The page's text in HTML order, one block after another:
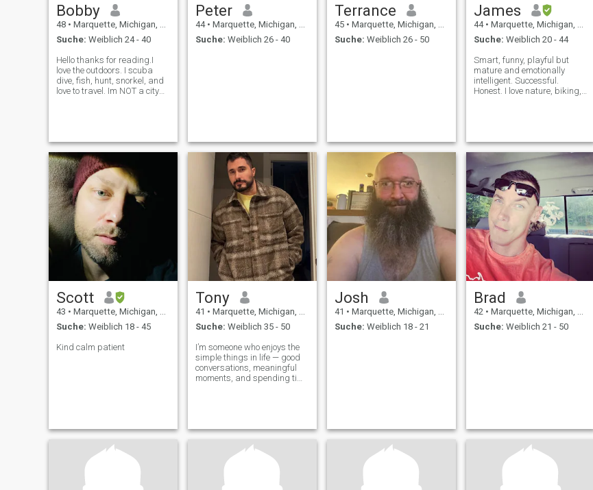
Bobby
48 • Marquette, Michigan, USA
Suche: Weiblich 24 - 40
Hello thanks for reading.I
love the outdoors. I scuba
dive, fish, hunt, snorkel, and
love to travel. Im NOT a city
a true country boy. I l
Peter
44 • Marquette, Michigan, USA
Suche: Weiblich 26 - 40
Terrance
45 • Marquette, Michigan, USA
Suche: Weiblich 26 - 50
James
44 • Marquette, Michigan, USA
Suche: Weiblich 20 - 44
Smart, funny, playful but
mature and emotionally
intelligent. Successful.
Honest. I love nature, biking,
Scott
43 • Marquette, Michigan, USA
Suche: Weiblich 18 - 45
Kind calm patient
Tony
41 • Marquette, Michigan, USA
Suche: Weiblich 35 - 50
I’m someone who enjoys the
simple things in life — good
conversations, meaningful
moments, and spending time
music. I also value kindn
Josh
41 • Marquette, Michigan, USA
Suche: Weiblich 18 - 21
Brad
42 • Marquette, Michigan, USA
Suche: Weiblich 21 - 50